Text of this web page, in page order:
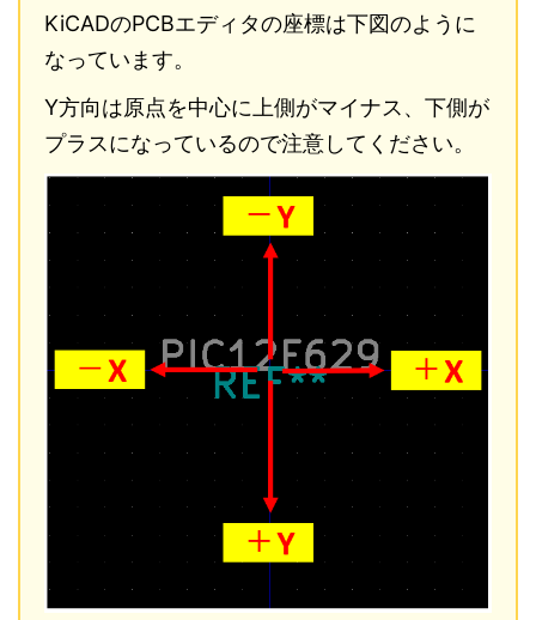
KiCADのPCBエディタの座標は下図のように
なっています。
Y方向は原点を中心に上側がマイナス、下側が
プラスになっているので注意してください。